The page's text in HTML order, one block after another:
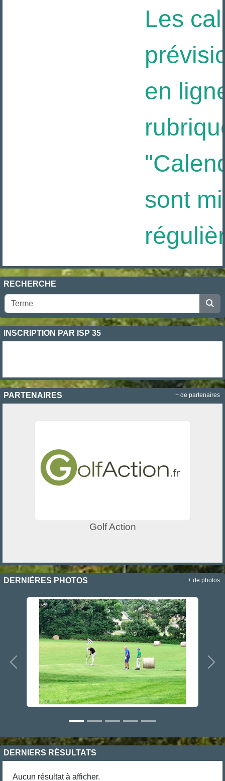
Les
en
sont
RECHERCHE
INSCRIPTION PAR ISP 35
PARTENAIRES
Golf Action
+ de partenaires
DERNIÈRES PHOTOS
Précedent
+ de photos
DERNIERS RÉSULTATS
Aucun résultat à afficher.